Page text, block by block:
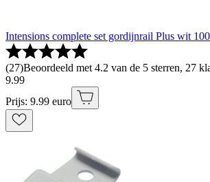
Intensions complete set gordijnrail Plus wit
(27)Beoordeeld met 4.2 van de 5 sterren, 27
9.99
Prijs: 9.99 euro